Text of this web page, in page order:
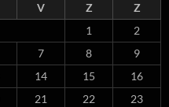
V Z
Z
1
2
7 8
9
14 15
16
21 22
23